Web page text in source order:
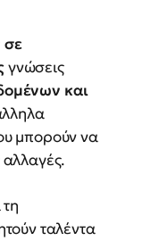
σε
γνώσεις
και
μπορούν να
αλλαγές.
ταλέντα